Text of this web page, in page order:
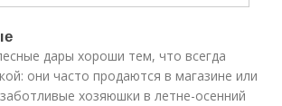
дары хороши тем, что всегда
они часто продаются в магазине или
хозяюшки в летне-осенний